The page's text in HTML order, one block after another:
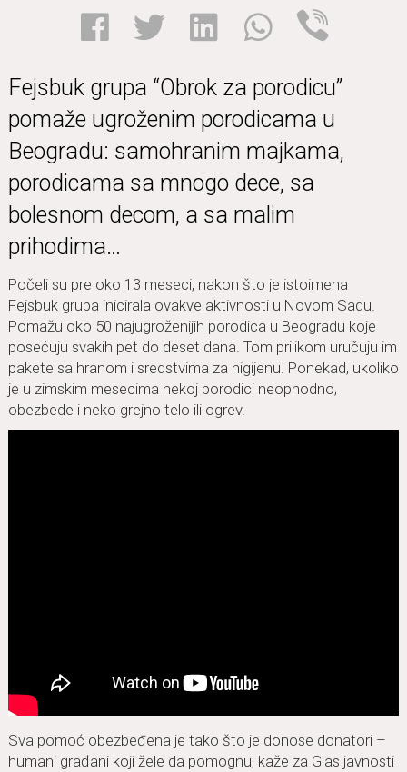
Fejsbuk grupa “Obrok za porodicu”
pomaže ugroženim porodicama u
Beogradu: samohranim majkama,
porodicama sa mnogo dece, sa
bolesnom decom, a sa malim
prihodima…
Počeli su pre oko 13 meseci, nakon što je istoimena
Fejsbuk grupa inicirala ovakve aktivnosti u Novom Sadu.
Pomažu oko 50 najugroženijih porodica u Beogradu koje
posećuju svakih pet do deset dana. Tom prilikom uručuju im
pakete sa hranom i sredstvima za higijenu. Ponekad, ukoliko
je u zimskim mesecima nekoj porodici neophodno,
obezbede i neko grejno telo ili ogrev.
Sva pomoć obezbeđena je tako što je donose donatori –
humani građani koji žele da pomognu, kaže za Glas javnosti